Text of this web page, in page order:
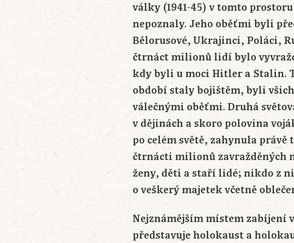
války (1941-45) v tomto
nepoznaly. Jeho oběťmi byli
Bělorusové, Ukrajinci, Poláci,
čtrnáct milionů lidí bylo
kdy byli u moci Hitler a Stalin.
období staly bojištěm, byli
válečnými oběťmi. Druhá
v dějinách a skoro polovina
po celém světě, zahynula
čtrnácti milionů zavražděných
ženy, děti a staří lidé; nikdo z
o veškerý majetek včetně
Nejznámějším místem zabíjení
představuje holokaust a